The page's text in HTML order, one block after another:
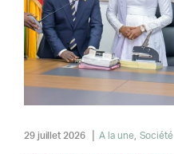
29 juillet 2026 A la une Société